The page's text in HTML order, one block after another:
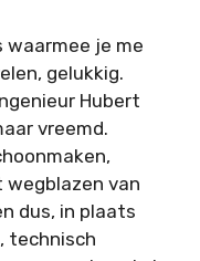
je me
gelukkig.
Hubert
vreemd.
wegblazen van
dus, in plaats
technisch